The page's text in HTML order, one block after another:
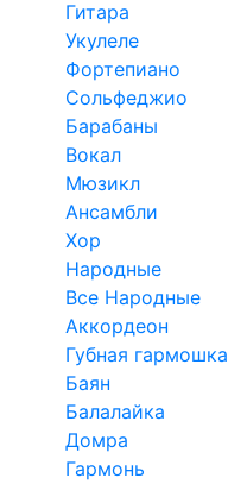
Гитара
Укулеле
Фортепиано
Сольфеджио
Барабаны
Вокал
Мюзикл
Ансамбли
Хор
Народные
Все Народные
Аккордеон
Губная гармошка
Баян
Балалайка
Домра
Гармонь